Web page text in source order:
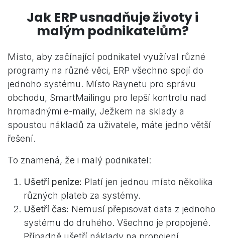
Jak ERP usnadňuje životy i
malým podnikatelům?
Místo, aby začínající podnikatel využíval různé
programy na různé věci, ERP všechno spojí do
jednoho systému. Místo Raynetu pro správu
obchodu, SmartMailingu pro lepší kontrolu nad
hromadnými e-maily, Ježkem na sklady a
spoustou nákladů za uživatele, máte jedno větší
řešení.
To znamená, že i malý podnikatel:
Ušetří peníze: Platí jen jednou místo několika
různých plateb za systémy.
Ušetří čas: Nemusí přepisovat data z jednoho
systému do druhého. Všechno je propojené.